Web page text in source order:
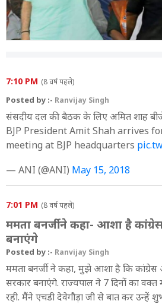
इन सीटों पर सबकी नजर
7:13 AM
पीएम मोदी ने कहां-कहां की रैली
क्या कहती है सिद्धारमैया और येदियुरप्पा की
7:02 AM
तीन प्लान के साथ कांग्रेस तैयार
6:51 AM
किसके हाथ में सत्ता की चाबी?
6:49 AM
कुछ देर बाद शुरू हो जाएगी कर्नाटक में
7:10 PM (8 वर्ष पहले)
Posted by :- Ranvijay Singh
संसदीय दल की बैठक के लिए अमित शाह
BJP President Amit Shah arrives
meeting at BJP headquarters
— ANI (@ANI) May 15, 2018
7:01 PM (8 वर्ष पहले)
ममता बनर्जी ने कहा- आशा है
बनाएंगे
Posted by :- Ranvijay Singh
ममता बनर्जी ने कहा, मुझे आशा है कि
सरकार बनाएंगे. राज्‍यपाल ने 7 दिनों का
रही. मैंने एचडी देवेगौड़ा जी से बात कर उन्‍हें